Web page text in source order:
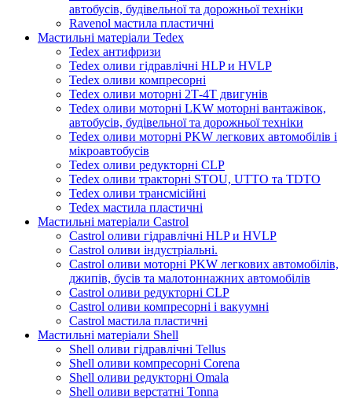
автобусів, будівельної та дорожньої техніки
Ravenol мастила пластичні
Мастильні матеріали Tedex
Tedex антифризи
Tedex оливи гідравлічні HLP и HVLP
Tedex оливи компресорні
Tedex оливи моторні 2Т-4Т двигунів
Tedex оливи моторні LKW моторні вантажівок,
автобусів, будівельної та дорожньої техніки
Tedex оливи моторні PKW легкових автомобілів і
мікроавтобусів
Tedex оливи редукторні CLP
Tedex оливи тракторні STOU, UTTO та TDTO
Tedex оливи трансмісійні
Tedex мастила пластичні
Мастильні матеріали Castrol
Castrol оливи гідравлічні HLP и HVLP
Castrol оливи індустріальні.
Castrol оливи моторні PKW легкових автомобілів,
джипів, бусів та малотоннажних автомобілів
Castrol оливи редукторні CLP
Castrol оливи компресорні і вакуумні
Castrol мастила пластичні
Мастильні матеріали Shell
Shell оливи гідравлічні Tellus
Shell оливи компресорні Corena
Shell оливи редукторні Omala
Shell оливи верстатні Tonna